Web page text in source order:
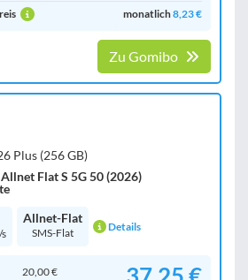
monatlich8,23 €
Zu Gomibo
Plus (256 GB)
Flat S 5G 50 (2026)
Allnet-Flat
SMS-Flat Details
20,00 €